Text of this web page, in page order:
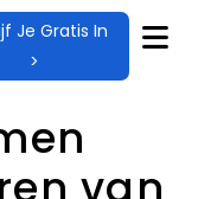
Je Gratis In
>